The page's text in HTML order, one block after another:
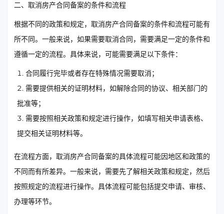
二、取消房产合同备案的条件和流程
根据不同的政策和规定，取消房产合同备案的条件和流程可能有
所不同。一般来说，如果需要取消合同，需要满足一定的条件和
遵循一定的流程。具体来说，可能需要满足以下条件：
合同履行完毕或者存在特殊情况需要取消；
需要提供相关的证明材料，如解除合同的协议、相关部门的
批准等；
需要按照相关政策和规定进行操作，如填写相关申请表格、
提交相关证明材料等。
在流程方面，取消房产合同备案的具体流程可能因地区和政策的
不同而有所差异。一般来说，需要先了解相关政策和规定，然后
按照规定的流程进行操作。具体流程可能包括提交申请、审核、
办理等环节。